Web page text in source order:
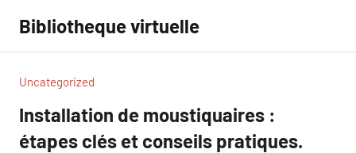
contenu
Bibliotheque virtuelle
Uncategorized
Installation de moustiquaires :
étapes clés et conseils pratiques.